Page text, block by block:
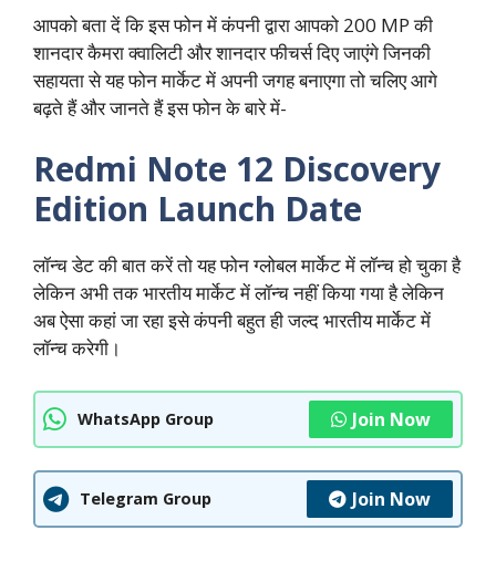
आपको बता दें कि इस फोन में कंपनी द्वारा आपको 200 MP की
शानदार कैमरा क्वालिटी और शानदार फीचर्स दिए जाएंगे जिनकी
सहायता से यह फोन मार्केट में अपनी जगह बनाएगा तो चलिए आगे
बढ़ते हैं और जानते हैं इस फोन के बारे में-
Redmi Note 12 Discovery
Edition Launch Date
लॉन्च डेट की बात करें तो यह फोन ग्लोबल मार्केट में लॉन्च हो चुका है
लेकिन अभी तक भारतीय मार्केट में लॉन्च नहीं किया गया है लेकिन
अब ऐसा कहां जा रहा इसे कंपनी बहुत ही जल्द भारतीय मार्केट में
लॉन्च करेगी।
WhatsApp Group Join Now
Telegram Group Join Now